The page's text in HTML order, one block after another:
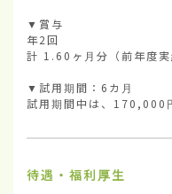
▼賞与
年2回
計 1.60ヶ月分（前年度実
▼試用期間：6カ月
試用期間中は、170,000
待遇・福利厚生